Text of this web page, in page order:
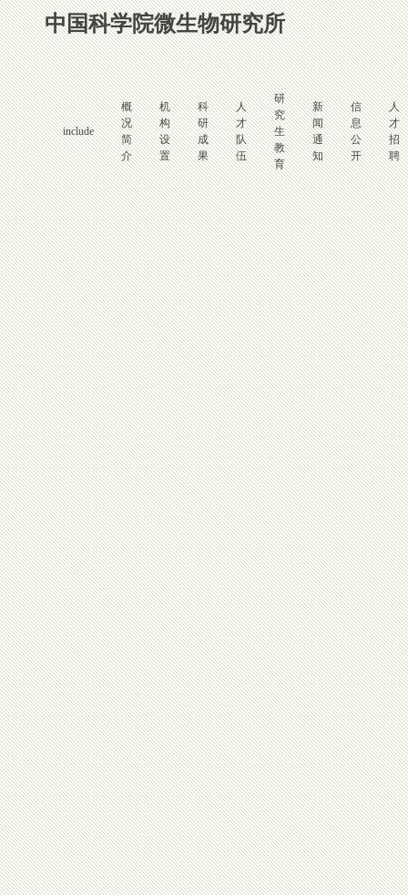
中国科学院微生物研究所
include
概
况
简
介
机
构
设
置
科
研
成
果
人
才
队
伍
研
究
生
教
育
新
闻
通
知
信
息
公
开
人
才
招
聘